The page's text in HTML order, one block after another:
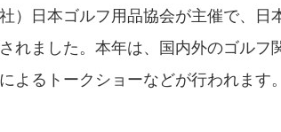
）日本ゴルフ用品協会が主催で、日
れました。本年は、国内外のゴルフ
よるトークショーなどが行われます。